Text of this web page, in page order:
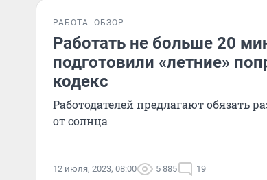
РАБОТА ОБЗОР
Работать не больше 20
подготовили «летние»
кодекс
Работодателей предлагают обязать
от солнца
12 июля, 2023, 08:00 5 885 19